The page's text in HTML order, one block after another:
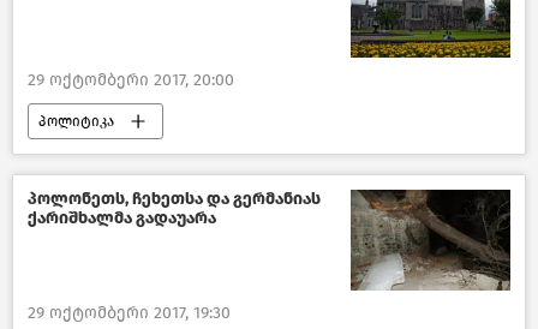
29 ოქტომბერი 2017, 20:00
პოლიტიკა
საქართველოს საგარეო პოლიტიკა–2018
საქართველო
პოლონეთს, ჩეხეთსა და გერმანიას
ქარიშხალმა გადაუარა
29 ოქტომბერი 2017, 19:30